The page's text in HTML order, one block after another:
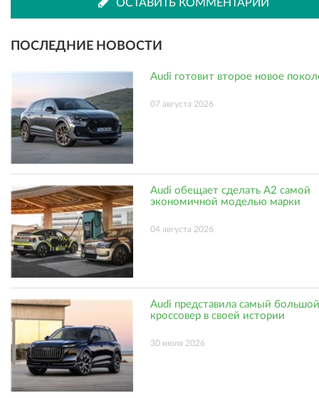
ОСТАВИТЬ КОММЕНТАРИЙ
ПОСЛЕДНИЕ НОВОСТИ
Audi готовит второе новое
07 августа 2026
Audi обещает сделать A2 самой
экономичной моделью марки
04 августа 2026
Audi представила самый большой
кроссовер в своей истории
30 июля 2026